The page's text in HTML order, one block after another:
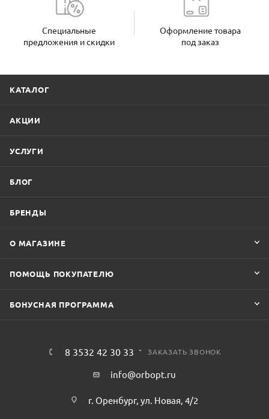
Специальные
предложения и скидки
Оформление товара
под заказ
КАТАЛОГ
АКЦИИ
УСЛУГИ
БЛОГ
БРЕНДЫ
О МАГАЗИНЕ
ПОМОЩЬ ПОКУПАТЕЛЮ
БОНУСНАЯ ПРОГРАММА
8 3532 42 30 33 ЗАКАЗАТЬ ЗВОНОК
info@orbopt.ru
г. Оренбург, ул. Новая, 4/2